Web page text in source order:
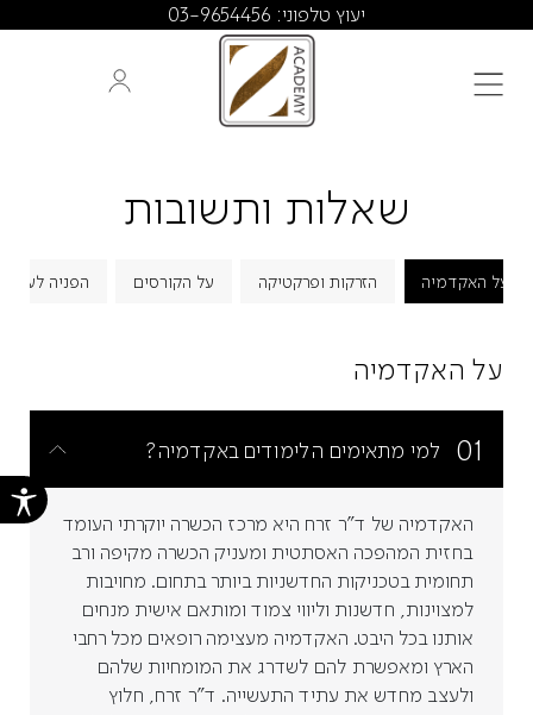
יעוץ טלפוני: 03-9654456
שאלות ותשובות
על האקדמיה הזרקות ופרקטיקה על הקורסים הפניה
על האקדמיה
01 למי מתאימים הלימודים באקדמיה?
האקדמיה של ד"ר זרח היא מרכז הכשרה יוקרתי העומד
בחזית המהפכה האסתטית ומעניק הכשרה מקיפה ורב
תחומית בטכניקות החדשניות ביותר בתחום. מחויבות
למצוינות, חדשנות וליווי צמוד ומותאם אישית מנחים
אותנו בכל היבט. האקדמיה מעצימה רופאים מכל רחבי
הארץ ומאפשרת להם לשדרג את המומחיות שלהם
ולעצב מחדש את עתיד התעשייה. ד"ר זרח, חלוץ